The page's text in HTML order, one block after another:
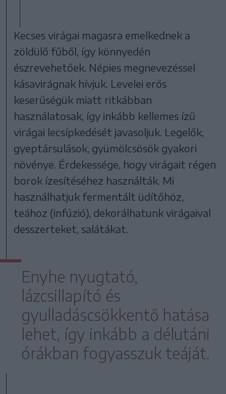
Kecses virágai magasra emelkednek a
zöldülő fűből, így könnyedén
észrevehetőek. Népies megnevezéssel
kásavirágnak hívjuk. Levelei erős
keserűségük miatt ritkábban
használatosak, így inkább kellemes ízű
virágai lecsípkedését javasoljuk. Legelők,
gyeptársulások, gyümölcsösök gyakori
növénye. Érdekessége, hogy virágait régen
borok ízesítéséhez használták. Mi
használhatjuk fermentált üdítőhöz,
teához (infúzió), dekorálhatunk virágaival
desszerteket, salátákat.
Enyhe nyugtató,
lázcsillapító és
gyulladáscsökkentő hatása
lehet, így inkább a délutáni
órákban fogyasszuk teáját.